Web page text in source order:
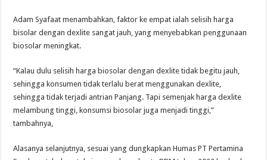
Adam Syafaat menambahkan, faktor ke empat ialah selisih harga
bisolar dengan dexlite sangat jauh, yang menyebabkan penggunaan
biosolar meningkat.
“Kalau dulu selisih harga biosolar dengan dexlite tidak begitu jauh,
sehingga konsumen tidak terlalu berat menggunakan dexlite,
sehingga tidak terjadi antrian Panjang. Tapi semenjak harga dexlite
melambung tinggi, konsumsi biosolar juga menjadi tinggi,”
tambahnya,
Alasanya selanjutnya, sesuai yang dungkapkan Humas PT Pertamina